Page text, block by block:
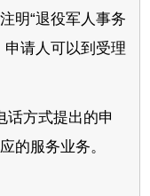
明“退役军人事务
请人可以到受理
话方式提出的申
的服务业务。